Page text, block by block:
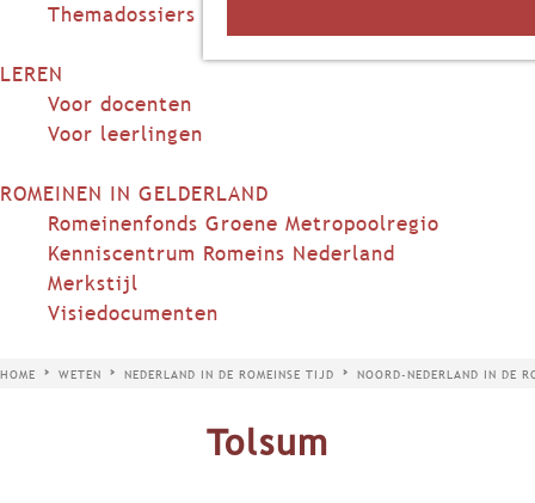
p
Themadossiers
LEREN
Voor docenten
Voor leerlingen
ROMEINEN IN GELDERLAND
Romeinenfonds Groene Metropoolregio
Kenniscentrum Romeins Nederland
Merkstijl
Visiedocumenten
HOME WETEN NEDERLAND IN DE ROMEINSE TIJD NOORD-NEDERLAND IN DE
Tolsum